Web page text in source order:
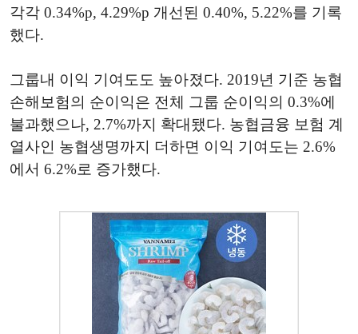
각각 0.34%p, 4.29%p 개선된 0.40%, 5.22%를 기록
했다.
그룹내 이익 기여도도 높아졌다. 2019년 기준 농협
손해보험의 순이익은 전체 그룹 순이익의 0.3%에
불과했으나, 2.7%까지 확대됐다. 농협금융 보험 계
열사인 농협생명까지 더하면 이익 기여도는 2.6%
에서 6.2%로 증가했다.